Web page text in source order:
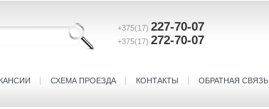
+375(17) 227-70-07
+375(17) 272-70-07
СХЕМА ПРОЕЗДА КОНТАКТЫ ОБРАТНАЯ СВЯЗЬ